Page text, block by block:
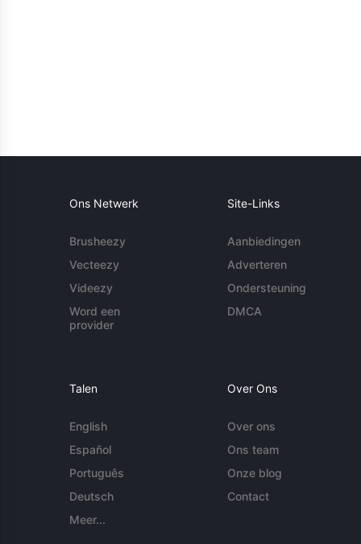
Ons Netwerk
Brusheezy
Vecteezy
Videezy
Word een
provider
Site-Links
Aanbiedingen
Adverteren
Ondersteuning
DMCA
Talen
English
Español
Português
Deutsch
Meer...
Over Ons
Over ons
Ons team
Onze blog
Contact